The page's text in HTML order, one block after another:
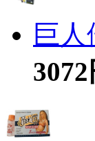
巨
3072